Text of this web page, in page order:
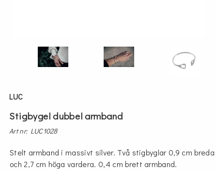
LUC
Stigbygel dubbel armband
Art nr: LUC1028
Stelt armband i massivt silver. Två stigbyglar 0,9 cm breda
och 2,7 cm höga vardera. 0,4 cm brett armband.